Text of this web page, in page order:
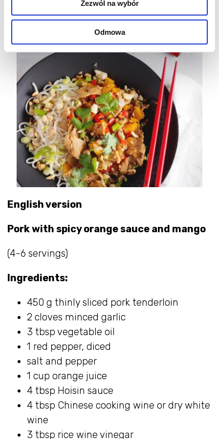
Zezwól na wybór
Odmowa
dymką i kolendrą.
English version
Pork with spicy orange sauce and mango
(4-6 servings)
Ingredients:
450 g thinly sliced pork tenderloin
2 cloves minced garlic
3 tbsp vegetable oil
1 red pepper, diced
salt and pepper
1 cup orange juice
4 tbsp Hoisin sauce
4 tbsp Chinese cooking wine or dry white
wine
3 tbsp rice wine vinegar